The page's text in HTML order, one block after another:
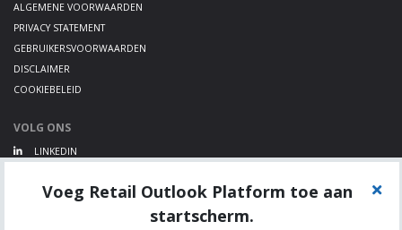
ALGEMENE VOORWAARDEN
PRIVACY STATEMENT
GEBRUIKERSVOORWAARDEN
DISCLAIMER
COOKIEBELEID
VOLG ONS
LINKEDIN
YOUTUBE
Voeg Retail Outlook Platform toe aan
startscherm.